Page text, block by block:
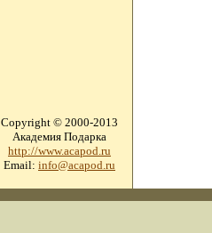
Copyright © 2000-2013
Академия Подарка
http://www.acapod.ru
Email: info@acapod.ru